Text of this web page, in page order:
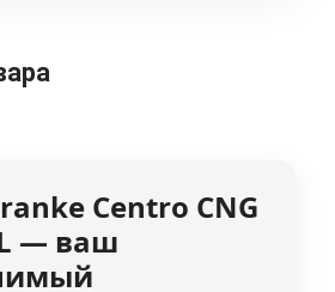
Centro CNG
— ваш